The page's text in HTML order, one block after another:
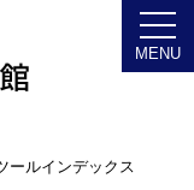
ールインデックス